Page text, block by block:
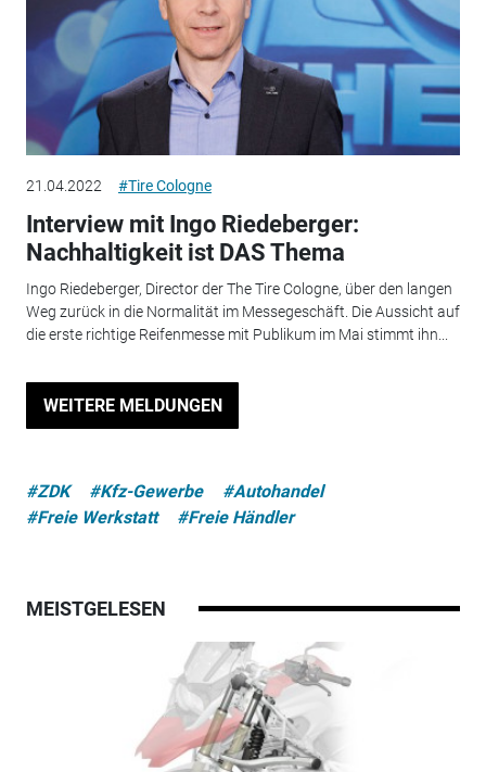
21.04.2022 #Tire Cologne
Interview mit Ingo Riedeberger:
Nachhaltigkeit ist DAS Thema
Ingo Riedeberger, Director der The Tire Cologne, über den langen
Weg zurück in die Normalität im Messegeschäft. Die Aussicht auf
die erste richtige Reifenmesse mit Publikum im Mai stimmt ihn...
WEITERE MELDUNGEN
#ZDK #Kfz-Gewerbe
#Autohandel
#Freie Werkstatt
#Freie Händler
MEISTGELESEN